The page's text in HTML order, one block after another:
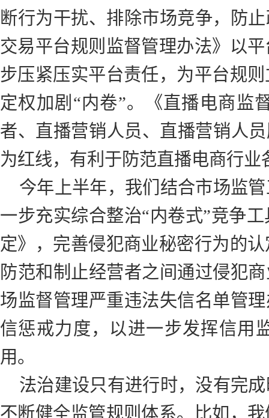
断行为干扰、排除市场竞争，防
交易平台规则监督管理办法》以
步压紧压实平台责任，为平台规
定权加剧“内卷”。《直播电商监
者、直播营销人员、直播营销人
为红线，有利于防范直播电商行业
今年上半年，我们结合市场监
一步充实综合整治“内卷式”竞争
定》，完善侵犯商业秘密行为的
防范和制止经营者之间通过侵犯
场监督管理严重违法失信名单管
信惩戒力度，以进一步发挥信用
用。
法治建设只有进行时，没有完
不断健全监管规则体系。比如，